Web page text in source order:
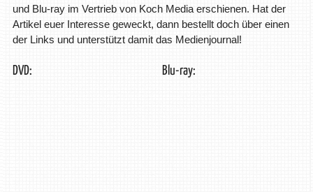
und Blu-ray im Vertrieb von Koch Media erschienen. Hat der
Artikel euer Interesse geweckt, dann bestellt doch über einen
der Links und unterstützt damit das Medienjournal!
DVD: Blu-ray: